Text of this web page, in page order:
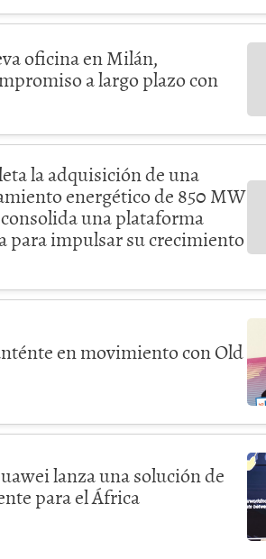
oficina en Milán,
a largo plazo con
la adquisición de una
energético de 850 MW
una plataforma
para impulsar su crecimiento
en movimiento con Old
lanza una solución de
para el África